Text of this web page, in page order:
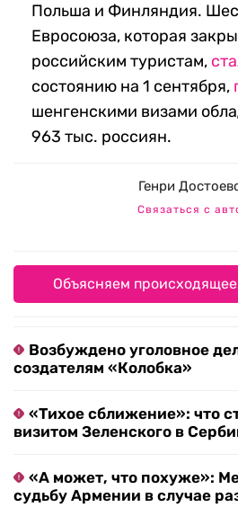
Польша и Финляндия.
Евросоюза, которая
российским туристам,
состоянию на 1 сентября,
шенгенскими визами
963 тыс. россиян.
Генри
Связаться с
Объясняем
Возбуждено уголовное
создателям «Колобка»
«Тихое сближение»: что
визитом Зеленского в
«А может, что похуже»:
судьбу Армении в случае